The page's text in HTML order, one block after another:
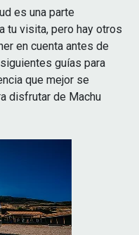
es una parte
tu visita, pero hay otros
en cuenta antes de
guías para
que mejor se
disfrutar de Machu